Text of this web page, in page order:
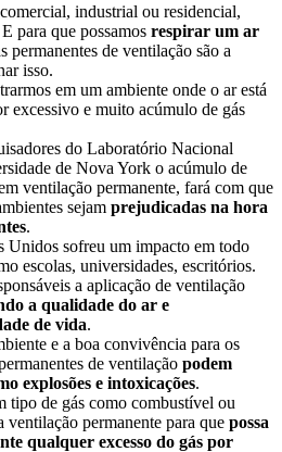
industrial ou residencial,
para que possamos respirar um ar
permanentes de ventilação são a
isso.
em um ambiente onde o ar está
excessivo e muito acúmulo de gás
do Laboratório Nacional
de Nova York o acúmulo de
ventilação permanente, fará com que
sejam prejudicadas na hora
.
Unidos sofreu um impacto em todo
escolas, universidades, escritórios.
a aplicação de ventilação
a qualidade do ar e
de vida.
e a boa convivência para os
de ventilação podem
explosões e intoxicações.
tipo de gás como combustível ou
ventilação permanente para que possa
qualquer excesso do gás por